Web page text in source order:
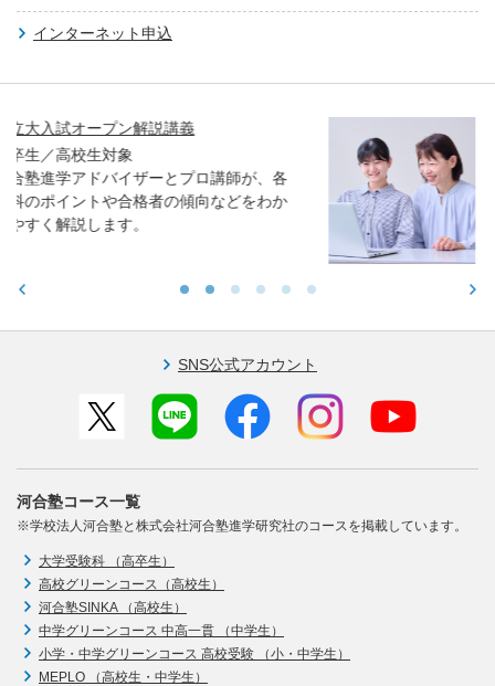
インターネット申込
親子で学ぶ！大学入試セミナー ～東大・京
高校生／中学生／保護者対象
東大・京大・医学部医学科入試で求められ
る力や学習アドバイスをお伝えします。
SNS公式アカウント
河合塾コース一覧
※学校法人河合塾と株式会社河合塾進学研究社のコースを掲載しています。
大学受験科 （高卒生）
高校グリーンコース（高校生）
河合塾SINKA （高校生）
中学グリーンコース 中高一貫 （中学生）
小学・中学グリーンコース 高校受験 （小・中学生）
MEPLO （高校生・中学生）